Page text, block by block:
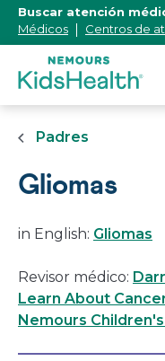
[Skip
Content]
Buscar atención
Médicos
Centros de
Padres
Gliomas
in English: Gliomas
Revisor médico:
Learn About
Nemours